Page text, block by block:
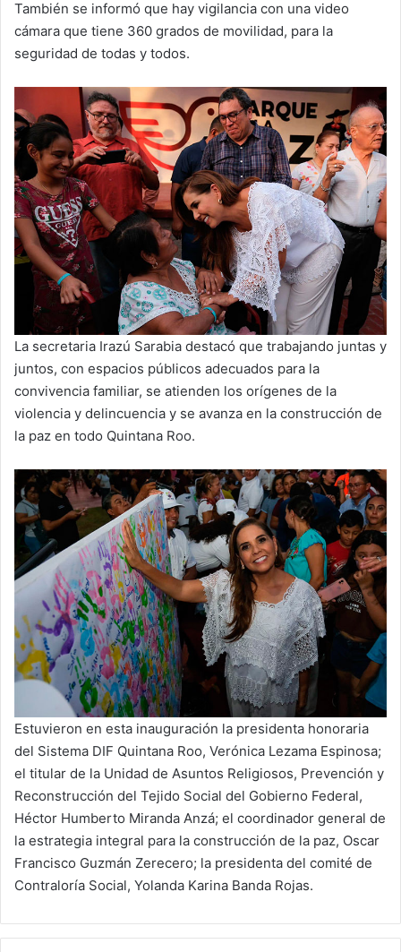
También se informó que hay vigilancia con una video
cámara que tiene 360 grados de movilidad, para la
seguridad de todas y todos.
La secretaria Irazú Sarabia destacó que trabajando juntas y
juntos, con espacios públicos adecuados para la
convivencia familiar, se atienden los orígenes de la
violencia y delincuencia y se avanza en la construcción de
la paz en todo Quintana Roo.
Estuvieron en esta inauguración la presidenta honoraria
del Sistema DIF Quintana Roo, Verónica Lezama Espinosa;
el titular de la Unidad de Asuntos Religiosos, Prevención y
Reconstrucción del Tejido Social del Gobierno Federal,
Héctor Humberto Miranda Anzá; el coordinador general de
la estrategia integral para la construcción de la paz, Oscar
Francisco Guzmán Zerecero; la presidenta del comité de
Contraloría Social, Yolanda Karina Banda Rojas.